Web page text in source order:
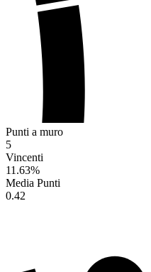
Punti a muro
5
Vincenti
11.63%
Media Punti
0.42